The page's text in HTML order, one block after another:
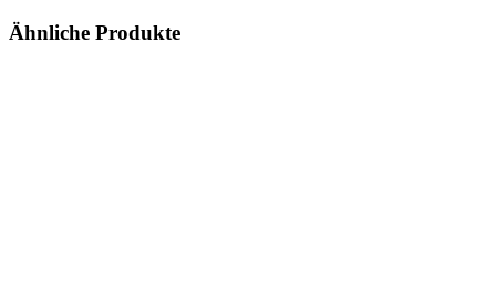
Ähnliche Produkte